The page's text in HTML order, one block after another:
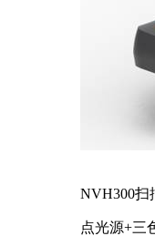
NVH300扫
点光源+三